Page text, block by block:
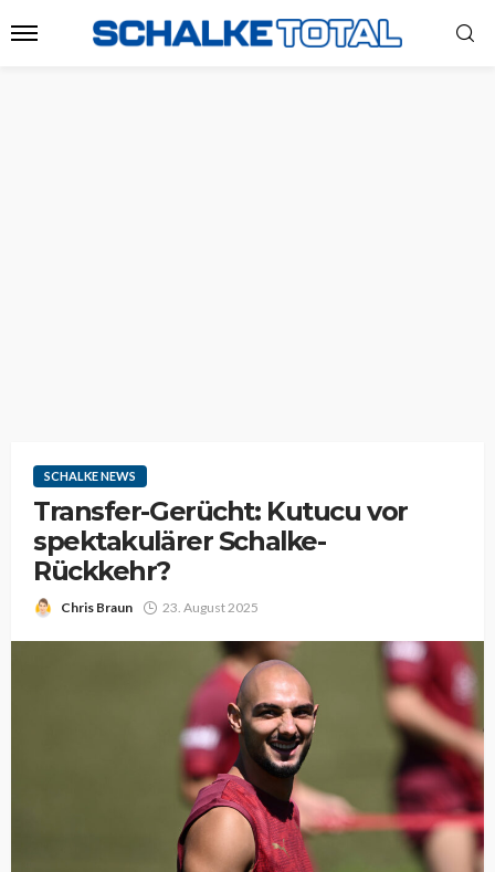
SCHALKE NEWS
Transfer-Gerücht: Kutucu vor
spektakulärer Schalke-
Rückkehr?
Chris Braun 23. August 2025